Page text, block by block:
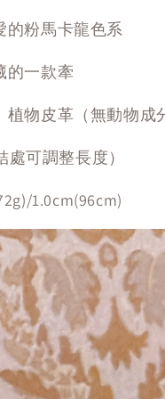
的粉馬卡龍色系
的一款牽
植物皮革（無動物成
可調整長度）
1.0cm(96cm)